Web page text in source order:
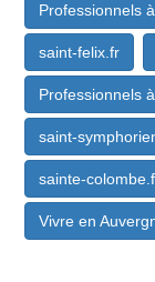
Professionnels
saint-felix.fr
Professionnels
saint-
sainte-
Vivre en